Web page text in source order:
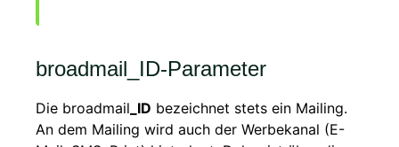
broadmail_ID-Parameter
Die broadmail _ID bezeichnet stets ein Mailing.
An dem Mailing wird auch der Werbekanal (E-